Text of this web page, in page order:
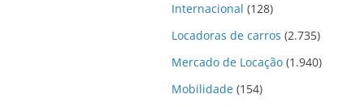
Internacional (128)
Locadoras de carros (2.735)
Mercado de Locação (1.940)
Mobilidade (154)